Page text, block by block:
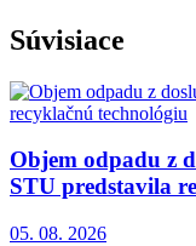
Súvisiace
Objem odpadu z
STU predstavila
05. 08. 2026